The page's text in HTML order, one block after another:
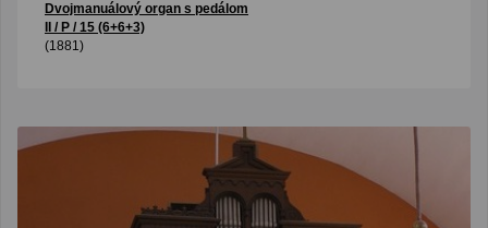
Dvojmanuálový organ s pedálom
II / P / 15 (6+6+3)
(1881)